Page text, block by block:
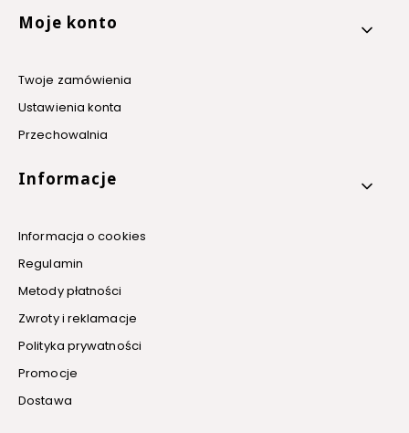
Linki w stopce
Moje konto
Twoje zamówienia
Ustawienia konta
Przechowalnia
Informacje
Informacja o cookies
Regulamin
Metody płatności
Zwroty i reklamacje
Polityka prywatności
Promocje
Dostawa